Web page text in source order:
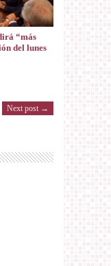
“más
del lunes
Next post →